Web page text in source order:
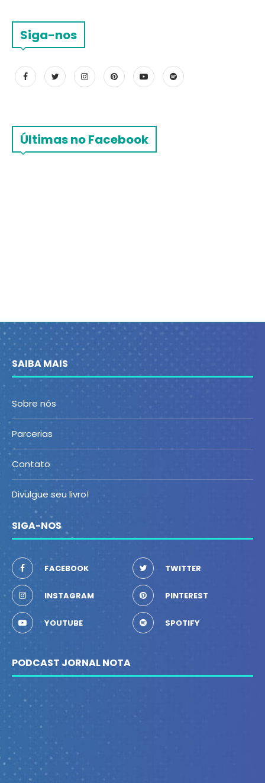
Siga-nos
Últimas no Facebook
SAIBA MAIS
Sobre nós
Parcerias
Contato
Divulgue seu livro!
SIGA-NOS
FACEBOOK TWITTER
INSTAGRAM PINTEREST
YOUTUBE SPOTIFY
PODCAST JORNAL NOTA